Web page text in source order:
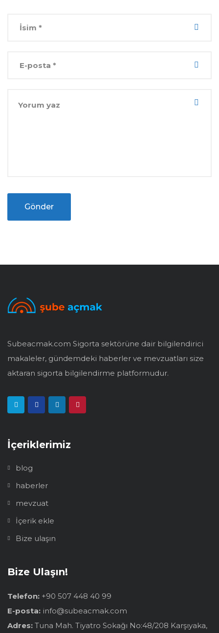
Subeacmak.com Sigorta sektörüne dair bilgilendirici
makaleler, gündemdeki haberler ve mevzuatları size
aktaran sigorta bilgilendirme platformudur.
İçeriklerimiz
blog
haberler
mevzuat
İçerik ekle
Bize ulaşın
Bize Ulaşın!
Telefon: +90 507 448 40 99
E-posta: info@subeacmak.com
Adres: Tuna Mah. Tiyatro Sokağı No:48/208 Karşıyaka,